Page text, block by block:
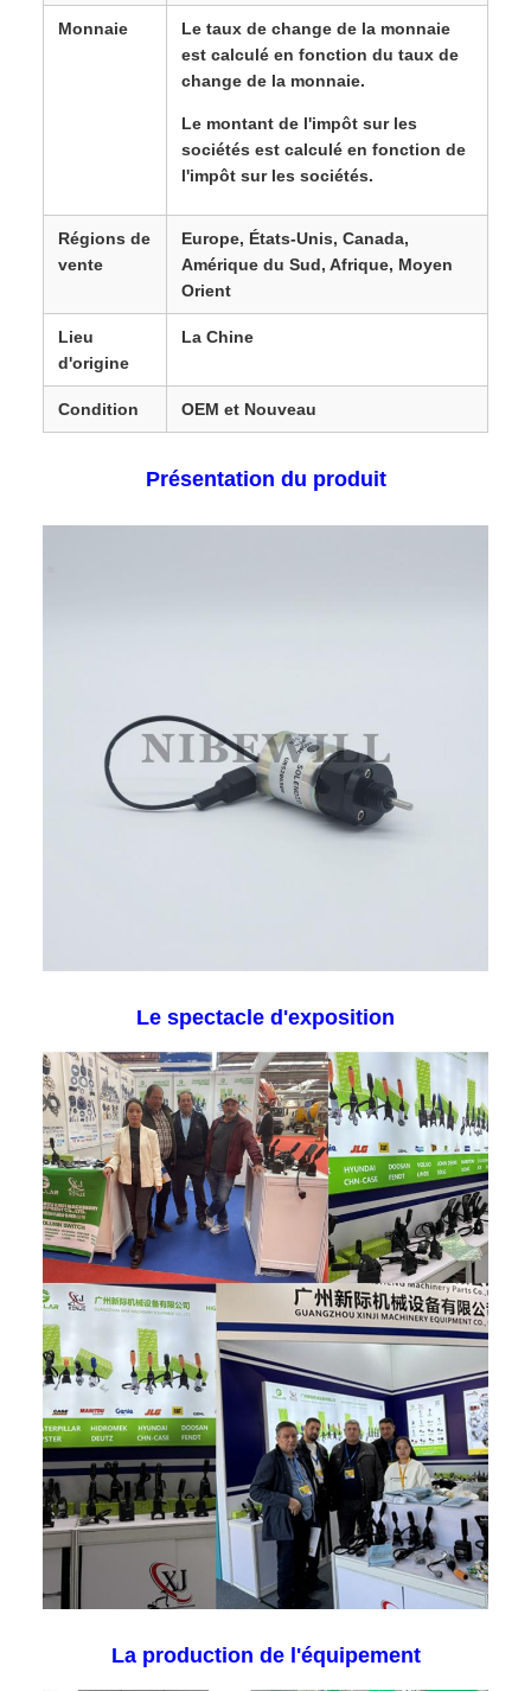
Monnaie
Le taux de change de la monnaie
est calculé en fonction du taux de
change de la monnaie.
Le montant de l'impôt sur les
sociétés est calculé en fonction de
l'impôt sur les sociétés.
Régions de
vente
Europe, États-Unis, Canada,
Amérique du Sud, Afrique, Moyen
Orient
Lieu
d'origine
La Chine
Condition OEM et Nouveau
Présentation du produit
Le spectacle d'exposition
La production de l'équipement